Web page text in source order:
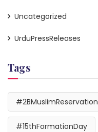
Uncategorized
UrduPressReleases
Tags
#2BMuslimReservation
#15thFormationDay